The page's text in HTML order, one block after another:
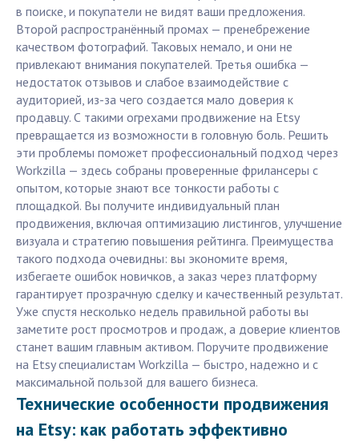
в поиске, и покупатели не видят ваши предложения.
Второй распространённый промах — пренебрежение
качеством фотографий. Таковых немало, и они не
привлекают внимания покупателей. Третья ошибка —
недостаток отзывов и слабое взаимодействие с
аудиторией, из-за чего создается мало доверия к
продавцу. С такими огрехами продвижение на Etsy
превращается из возможности в головную боль. Решить
эти проблемы поможет профессиональный подход через
Workzilla — здесь собраны проверенные фрилансеры с
опытом, которые знают все тонкости работы с
площадкой. Вы получите индивидуальный план
продвижения, включая оптимизацию листингов, улучшение
визуала и стратегию повышения рейтинга. Преимущества
такого подхода очевидны: вы экономите время,
избегаете ошибок новичков, а заказ через платформу
гарантирует прозрачную сделку и качественный результат.
Уже спустя несколько недель правильной работы вы
заметите рост просмотров и продаж, а доверие клиентов
станет вашим главным активом. Поручите продвижение
на Etsy специалистам Workzilla — быстро, надежно и с
максимальной пользой для вашего бизнеса.
Технические особенности продвижения
на Etsy: как работать эффективно